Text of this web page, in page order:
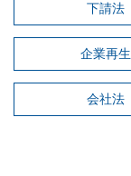
下請法
企業再生
会社法